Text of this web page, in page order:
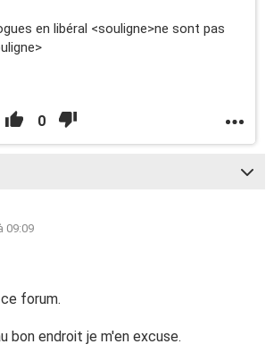
en libéral <souligne>ne sont pas
0
09:09
forum.
bon endroit je m'en excuse.